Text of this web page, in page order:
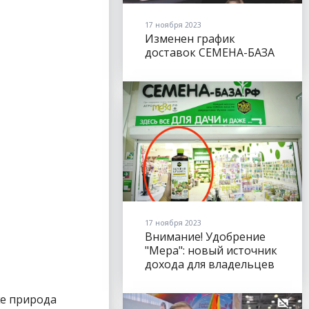
зимует и дает свежую зелень прямо из–под снега. Хорошо удаётся подзимний сев кориандра. Его всходы выдерживают заморозки до -8-10 °С. "Осень — лучшее время для посева семян, срок годности которых заканчивается в этом году, и тех, качество которых вызывает у вас сомнения." Если есть теплица, можно высеять в ней под зиму на рассаду среднеспелые сорта белокочанной капусты, сельдерея, порея, укропа, салата. Экстремалы среди цветов Для подзимнего сева хорошо подходят семена адониса летнего, агератума, алиссума однолетнего, астры однолетней, календулы, годеции, гелихризума, василька, гипсофилы изящной, кларкии, космеи, лаватеры, лакфиоля, матиолы, дельфиниума Аякса, ибериса, лаватеры трехмесячной, левкоя двурогого, львиного зева, нигеллы дамаской, мака, душистого табака, турецкой гвоздики, однолетней хризантемы, эшшо
17 ноября 2023
Изменен график
доставок СЕМЕНА-БАЗА
17 ноября 2023
Внимание! Удобрение
"Мера": новый источник
дохода для владельцев